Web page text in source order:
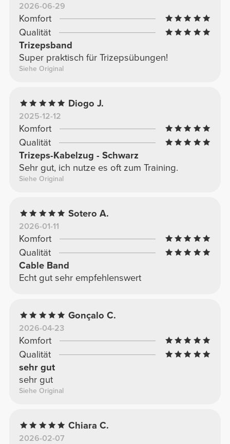
2026-06-29
Komfort
Qualität
Trizepsband
Super praktisch für Trizepsübungen!
Siehe Original
Diogo J.
2025-12-12
Komfort
Qualität
Trizeps-Kabelzug - Schwarz
Sehr gut, ich nutze es oft zum Training.
Siehe Original
Sotero A.
2026-01-11
Komfort
Qualität
Cable Band
Echt gut sehr empfehlenswert
Gonçalo C.
2026-04-23
Komfort
Qualität
sehr gut
sehr gut
Siehe Original
Chiara C.
2026-02-07